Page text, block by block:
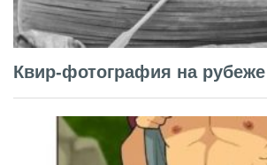
Квир-фотография на рубеже